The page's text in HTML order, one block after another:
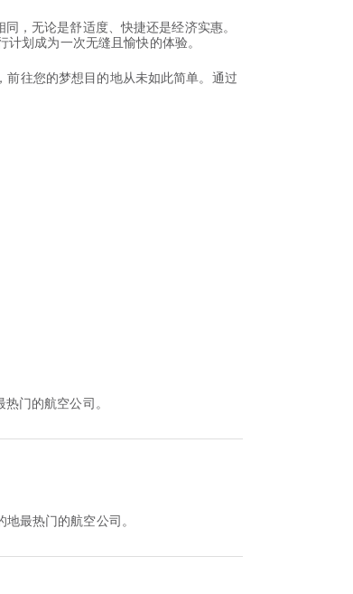
，无论是舒适度、快捷还是经济实惠。
划成为一次无缝且愉快的体验。
往您的梦想目的地从未如此简单。通过
门的航空公司。
地最热门的航空公司。